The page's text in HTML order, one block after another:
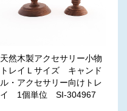
天然木製アクセサリー小物
トレイＬサイズ キャンド
ル・アクセサリー向けトレ
イ 1個単位 SI-304967